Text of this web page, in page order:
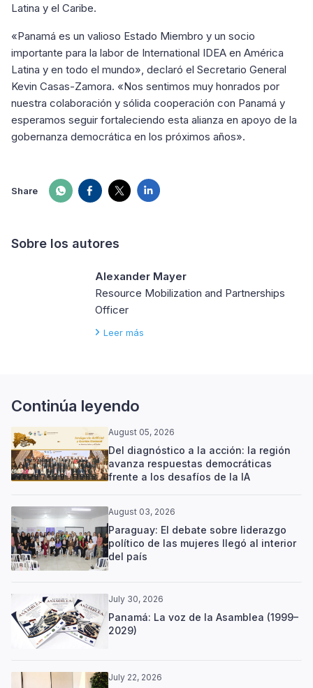
Latina y el Caribe.
«Panamá es un valioso Estado Miembro y un socio
importante para la labor de International IDEA en América
Latina y en todo el mundo», declaró el Secretario General
Kevin Casas-Zamora. «Nos sentimos muy honrados por
nuestra colaboración y sólida cooperación con Panamá y
esperamos seguir fortaleciendo esta alianza en apoyo de la
gobernanza democrática en los próximos años».
Share
Sobre los autores
Alexander Mayer
Resource Mobilization and Partnerships
Officer
Leer más
Continúa leyendo
August 05, 2026
Del diagnóstico a la acción: la región
avanza respuestas democráticas
frente a los desafíos de la IA
August 03, 2026
Paraguay: El debate sobre liderazgo
político de las mujeres llegó al interior
del país
July 30, 2026
Panamá: La voz de la Asamblea (1999–
2029)
July 22, 2026